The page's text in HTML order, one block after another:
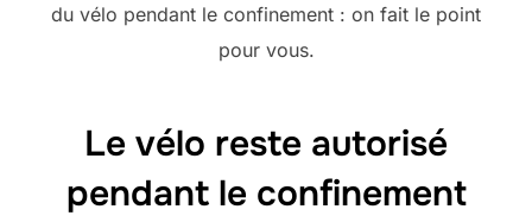
du vélo pendant le confinement : on fait le point
pour vous.
Le vélo reste autorisé
pendant le confinement